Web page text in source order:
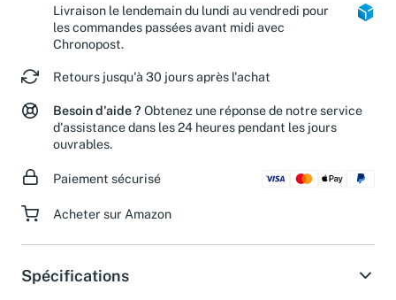
Livraison le lendemain du lundi au vendredi pour
les commandes passées avant midi avec
Chronopost.
Retours jusqu'à 30 jours après l'achat
Besoin d'aide ? Obtenez une réponse de notre service
d'assistance dans les 24 heures pendant les jours
ouvrables.
Paiement sécurisé
Acheter sur Amazon
Spécifications